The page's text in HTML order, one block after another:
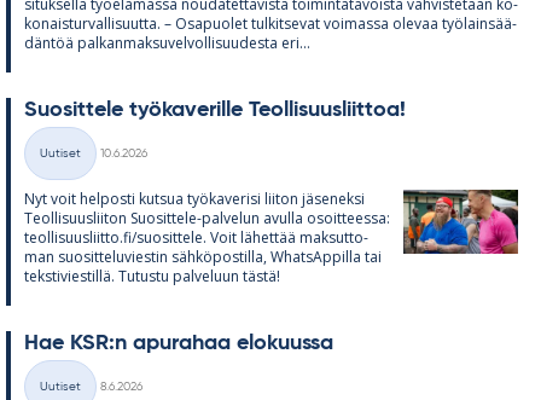
si­tuk­sella työ­elä­mässä nou­da­tet­ta­vista toi­min­ta­ta­voista vah­vis­te­taan ko­
ko­nais­tur­val­li­suutta. – Os­a­puo­let tul­kit­se­vat voi­massa ole­vaa työ­lain­sää­
dän­töä pal­kan­mak­su­vel­vol­li­suu­desta eri...
Suo­sit­tele työ­ka­ve­rille Teol­li­suus­liit­toa!
Kategoriat
Uutiset
10.6.2026
Nyt voit hel­posti kut­sua työ­ka­ve­risi lii­ton jä­se­neksi
Teol­li­suus­lii­ton Suo­sit­tele-pal­ve­lun avulla osoit­teessa:
teol­li­suus­liitto.fi/suo­sit­tele. Voit lä­het­tää mak­sut­to­
man suo­sit­te­lu­vies­tin säh­kö­pos­tilla, What­sAp­pilla tai
teks­ti­vies­tillä. Tu­tustu pal­ve­luun tästä!
Hae KSR:n apu­ra­haa elo­kuussa
Uutiset
8.6.2026